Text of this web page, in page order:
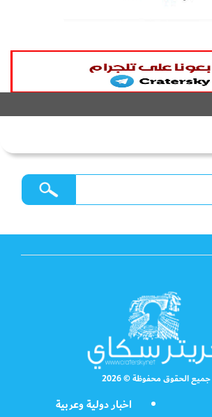
جميع الحقوق محفوظة © 2026
اخبار دولية وعربية